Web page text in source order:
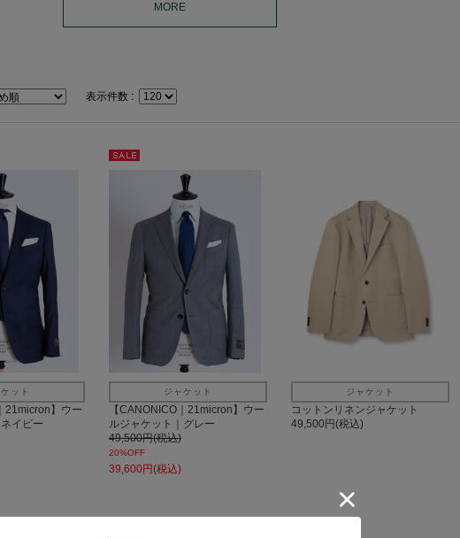
MORE
表示件数 :
ット
21micron】ウー
イビー
ジャケット
【CANONICO｜21micron】ウー
ルジャケット｜グレー
49,500円(税込)
20%OFF
39,600円(税込)
ジャケット
コットンリネンジャケット
49,500円(税込)